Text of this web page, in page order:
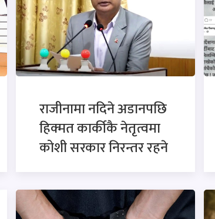
राजीनामा नदिने अडानपछि
हिक्मत कार्कीकै नेतृत्वमा
कोशी सरकार निरन्तर रहने